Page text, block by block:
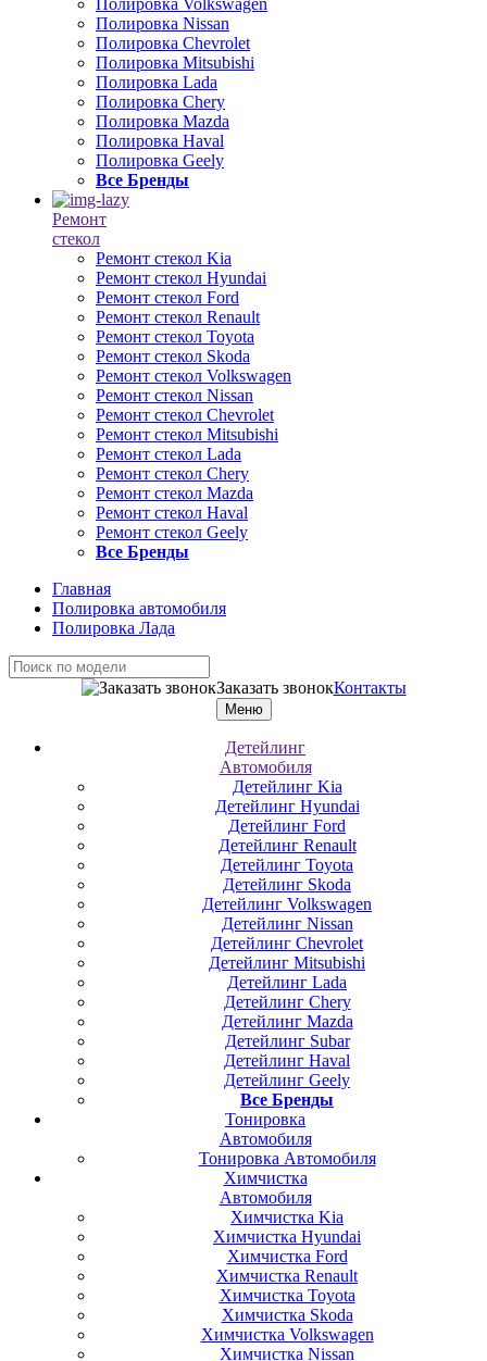
Полировка Volkswagen
Полировка Nissan
Полировка Chevrolet
Полировка Mitsubishi
Полировка Lada
Полировка Chery
Полировка Mazda
Полировка Haval
Полировка Geely
Все Бренды
Ремонт
стекол
Ремонт стекол Kia
Ремонт стекол Hyundai
Ремонт стекол Ford
Ремонт стекол Renault
Ремонт стекол Toyota
Ремонт стекол Skoda
Ремонт стекол Volkswagen
Ремонт стекол Nissan
Ремонт стекол Chevrolet
Ремонт стекол Mitsubishi
Ремонт стекол Lada
Ремонт стекол Chery
Ремонт стекол Mazda
Ремонт стекол Haval
Ремонт стекол Geely
Все Бренды
Главная
Полировка автомобиля
Полировка Лада
Заказать звонокКонтакты
Меню
Детейлинг
Автомобиля
Детейлинг Kia
Детейлинг Hyundai
Детейлинг Ford
Детейлинг Renault
Детейлинг Toyota
Детейлинг Skoda
Детейлинг Volkswagen
Детейлинг Nissan
Детейлинг Chevrolet
Детейлинг Mitsubishi
Детейлинг Lada
Детейлинг Chery
Детейлинг Mazda
Детейлинг Subar
Детейлинг Haval
Детейлинг Geely
Все Бренды
Тонировка
Автомобиля
Тонировка Автомобиля
Химчистка
Автомобиля
Химчистка Kia
Химчистка Hyundai
Химчистка Ford
Химчистка Renault
Химчистка Toyota
Химчистка Skoda
Химчистка Volkswagen
Химчистка Nissan